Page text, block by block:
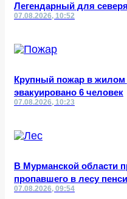
Легендарный для
07.08.2026, 10:52
Крупный пожар в жилом
эвакуировано 6 человек
07.08.2026, 10:23
В Мурманской области
пропавшего в лесу
07.08.2026, 09:54